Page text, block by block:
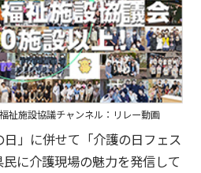
祉施設協議チャンネル：リレー動画
」に併せて「介護の日フェス
に介護現場の魅力を発信して